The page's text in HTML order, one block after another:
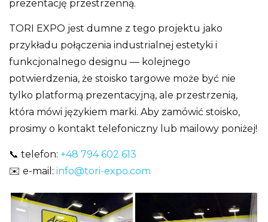
prezentację przestrzenną.
TORI EXPO jest dumne z tego projektu jako
przykładu połączenia industrialnej estetyki i
funkcjonalnego designu — kolejnego
potwierdzenia, że stoisko targowe może być nie
tylko platformą prezentacyjną, ale przestrzenią,
która mówi językiem marki. Aby zamówić stoisko,
prosimy o kontakt telefoniczny lub mailowy poniżej!
📞 telefon: +48 794 602 613
✉️ e-mail: info@tori-expo.com